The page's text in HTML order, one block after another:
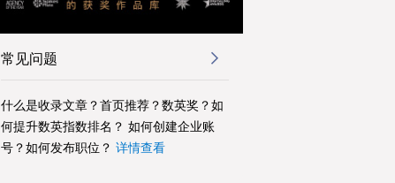
常见问题
什么是收录文章？首页推荐？数英奖？如
何提升数英指数排名？ 如何创建企业账
号？如何发布职位？ 详情查看